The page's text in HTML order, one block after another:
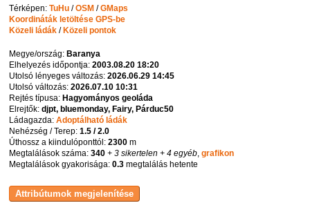
Térképen:TuHu /OSM /GMaps
Koordináták letöltése GPS-be
Közeli ládák /Közeli pontok
Megye/ország:Baranya
Elhelyezés időpontja:2003.08.20 18:20
Utolsó lényeges változás:2026.06.29 14:45
Utolsó változás:2026.07.10 10:31
Rejtés típusa:Hagyományos geoláda
Elrejtők:djpt, bluemonday, Fairy, Párduc50
Ládagazda:Adoptálható ládák
Nehézség / Terep:1.5 / 2.0
Úthossz a kiindulóponttól:2300 m
Megtalálások száma:340 + 3 sikertelen + 4 egyéb ,grafikon
Megtalálások gyakorisága:0.3 megtalálás hetente